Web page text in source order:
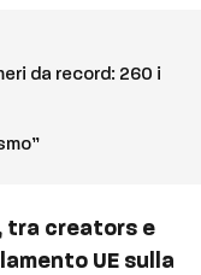
da record: 260 i
tra creators e
UE sulla